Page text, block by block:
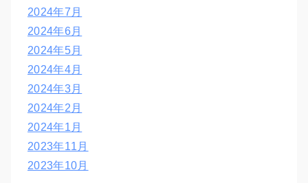
2024年7月
2024年6月
2024年5月
2024年4月
2024年3月
2024年2月
2024年1月
2023年11月
2023年10月